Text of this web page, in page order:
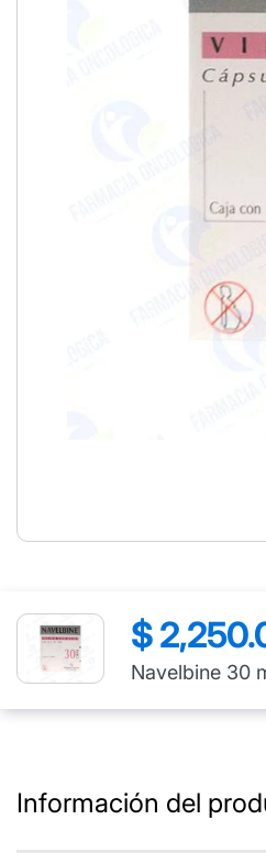
Precio
regular
$
Navelbine 30
Información del